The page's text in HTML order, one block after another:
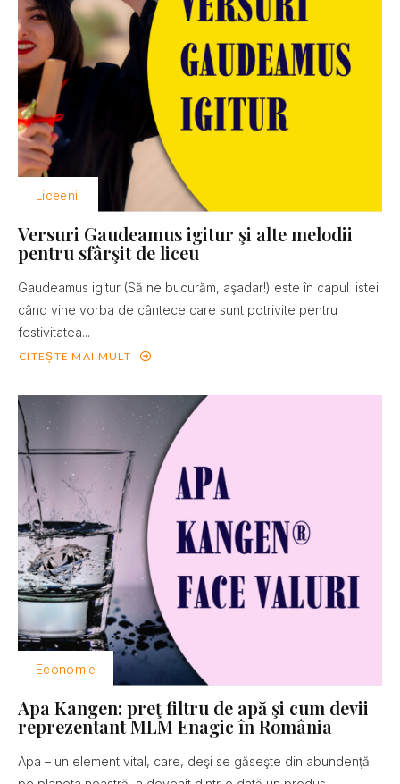
Liceenii
Versuri Gaudeamus igitur şi alte melodii
pentru sfârşit de liceu
Gaudeamus igitur (Să ne bucurăm, aşadar!) este în capul listei
când vine vorba de cântece care sunt potrivite pentru
festivitatea...
CITEȘTE MAI MULT
Economie
Apa Kangen: preţ filtru de apă şi cum devii
reprezentant MLM Enagic în România
Apa – un element vital, care, deşi se găseşte din abundenţă